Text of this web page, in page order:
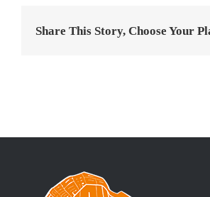
Share This Story, Choose Your